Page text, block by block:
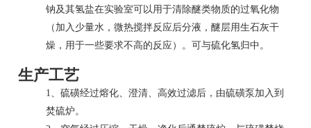
钠及其氢盐在实验室可以用于清除醚类物质的过氧化物
（加入少量水，微热搅拌反应后分液，醚层用生石灰干
燥，用于一些要求不高的反应）。可与硫化氢归中。
生产工艺
1、硫磺经过熔化、澄清、高效过滤后，由硫磺泵加入到
焚硫炉。